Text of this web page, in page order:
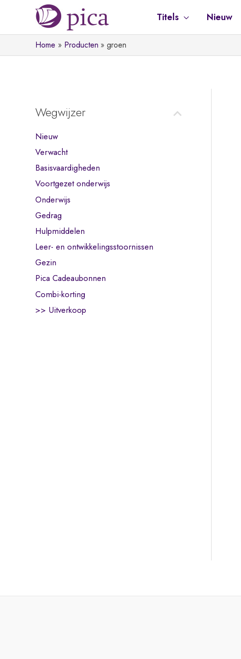
de
Titels Nieuw
Home Producten groen
Wegwijzer
Nieuw
Verwacht
Basisvaardigheden
Voortgezet onderwijs
Onderwijs
Gedrag
Hulpmiddelen
Leer- en ontwikkelingsstoornissen
Gezin
Pica Cadeaubonnen
Combi-korting
>> Uitverkoop